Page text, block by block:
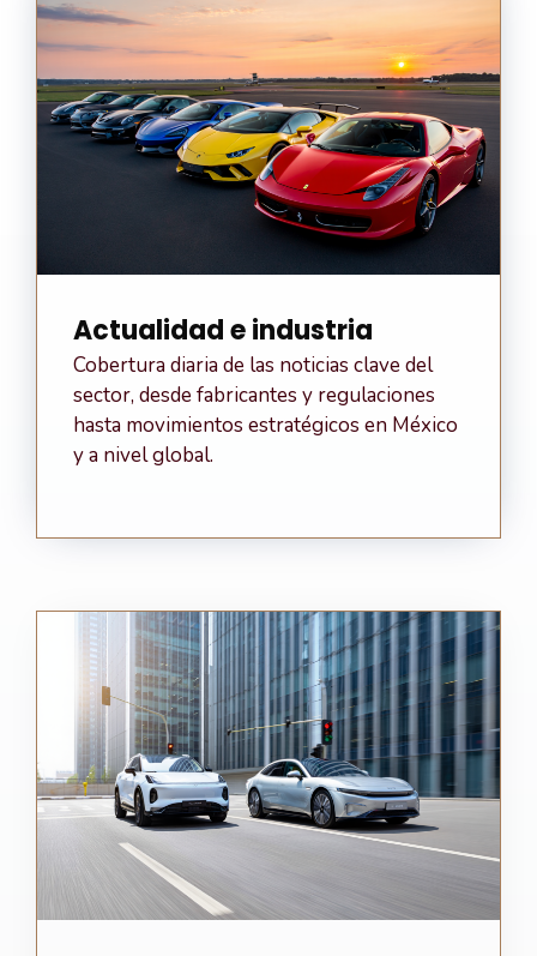
Actualidad e industria
Cobertura diaria de las noticias clave del
sector, desde fabricantes y regulaciones
hasta movimientos estratégicos en México
y a nivel global.